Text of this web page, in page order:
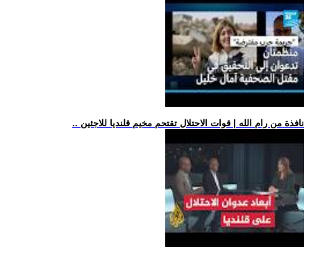
.. نافذة من رام الله | قوات الاحتلال تقتحم مخيم قلنديا للاجئين